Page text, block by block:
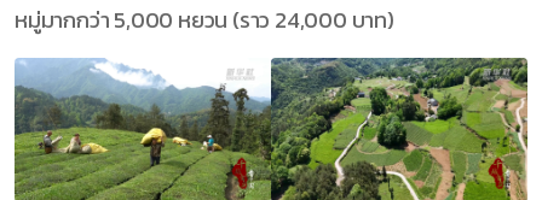
หมู่มากกว่า 5,000 หยวน (ราว 24,000 บาท)